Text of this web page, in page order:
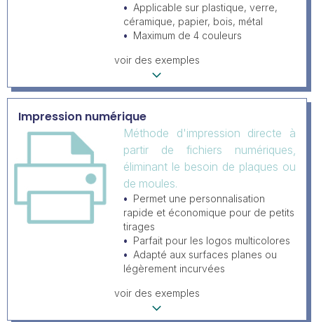
Applicable sur plastique, verre,
céramique, papier, bois, métal
Maximum de 4 couleurs
voir des exemples
Impression numérique
Méthode d'impression directe à
partir de fichiers numériques,
éliminant le besoin de plaques ou
de moules.
Permet une personnalisation
rapide et économique pour de petits
tirages
Parfait pour les logos multicolores
Adapté aux surfaces planes ou
légèrement incurvées
voir des exemples